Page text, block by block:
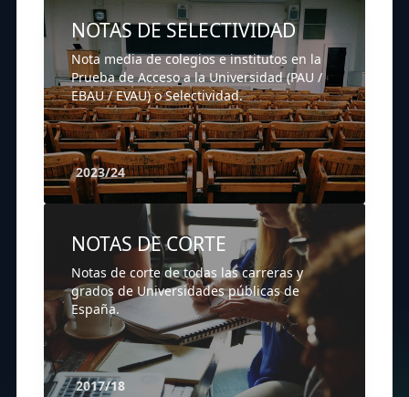
NOTAS DE SELECTIVIDAD
Nota media de colegios e institutos en la
Prueba de Acceso a la Universidad (PAU /
EBAU / EVAU) o Selectividad.
2023/24
NOTAS DE CORTE
Notas de corte de todas las carreras y
grados de Universidades públicas de
España.
2017/18